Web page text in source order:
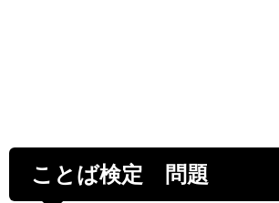
ことば検定 問題